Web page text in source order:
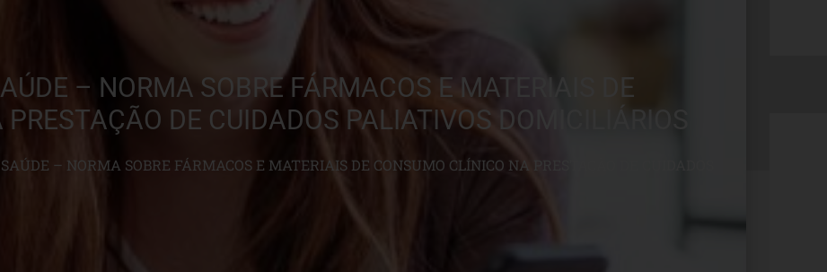
– NORMA SOBRE FÁRMACOS E MATERIAIS DE
DE CUIDADOS PALIATIVOS DOMICILIÁRIOS
SAÚDE – NORMA SOBRE FÁRMACOS E MATERIAIS DE CONSUMO CLÍNICO NA PRESTAÇÃO DE CUIDADOS